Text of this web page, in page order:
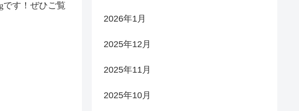
です！ぜひご覧
2026年1月
2025年12月
2025年11月
2025年10月